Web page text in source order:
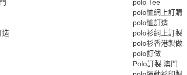
polo Tee
polo恤網上訂購
polo恤訂造
造
polo衫網上訂製
polo衫香港製做
polo訂做
Polo訂製 澳門